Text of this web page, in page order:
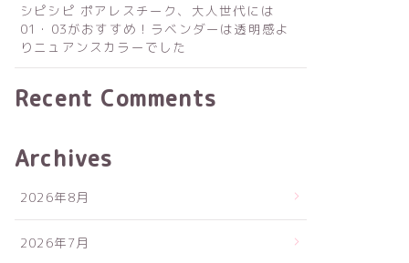
シピシピ ポアレスチーク、大人世代には
01・03がおすすめ！ラベンダーは透明感よ
りニュアンスカラーでした
Recent Comments
Archives
2026年8月
2026年7月